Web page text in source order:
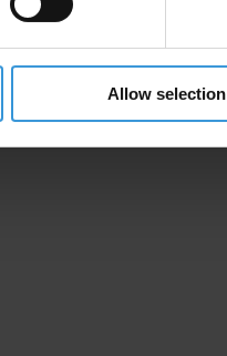
Allow selection